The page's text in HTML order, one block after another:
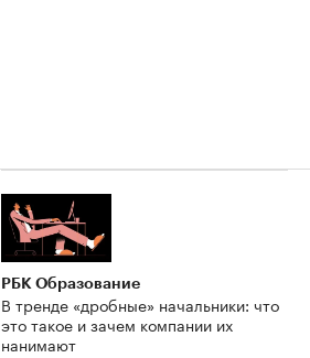
РБК Образование
В тренде «дробные» начальники: что
это такое и зачем компании их
нанимают